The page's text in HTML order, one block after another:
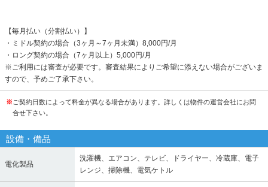
【毎月払い（分割払い）】
・ミドル契約の場合（3ヶ月～7ヶ月未満）8,000円/月
・ロング契約の場合（7ヶ月以上）5,000円/月
※ご利用には審査が必要です。審査結果によりご希望に添えない場合がございま
すので、予めご了承下さい。
※ ご契約日数によって料金が異なる場合があります。詳しくは物件の運営会社にお問
合せ下さい。
設備・備品
電化製品
洗濯機、エアコン、テレビ、ドライヤー、冷蔵庫、電子
レンジ、掃除機、電気ケトル